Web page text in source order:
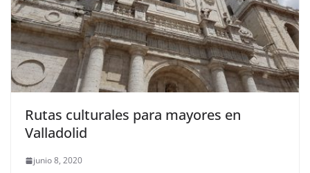
Rutas culturales para mayores en
Valladolid
junio 8, 2020